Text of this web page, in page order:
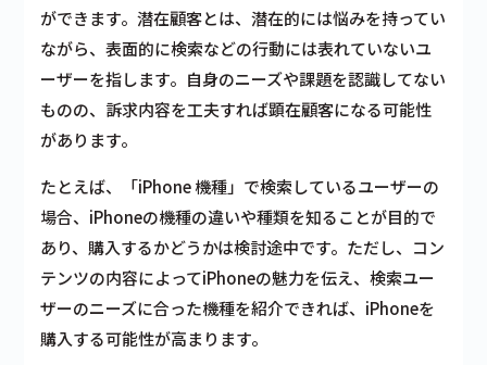
ができます。潜在顧客とは、潜在的には悩みを持ってい
ながら、表面的に検索などの行動には表れていないユ
ーザーを指します。自身のニーズや課題を認識してない
ものの、訴求内容を工夫すれば顕在顧客になる可能性
があります。
たとえば、「iPhone 機種」で検索しているユーザーの
場合、iPhoneの機種の違いや種類を知ることが目的で
あり、購入するかどうかは検討途中です。ただし、コン
テンツの内容によってiPhoneの魅力を伝え、検索ユー
ザーのニーズに合った機種を紹介できれば、iPhoneを
購入する可能性が高まります。